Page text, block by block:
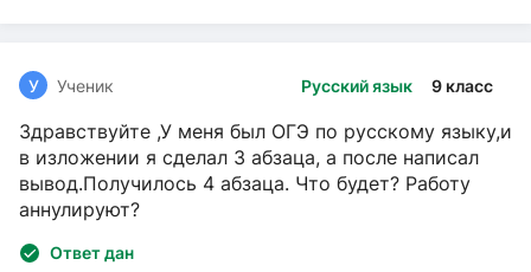
Русский язык 9 класс
У Ученик
Здравствуйте ,У меня был ОГЭ по русскому языку,и
в изложении я сделал 3 абзаца, а после написал
вывод.Получилось 4 абзаца. Что будет? Работу
аннулируют?
Ответ дан